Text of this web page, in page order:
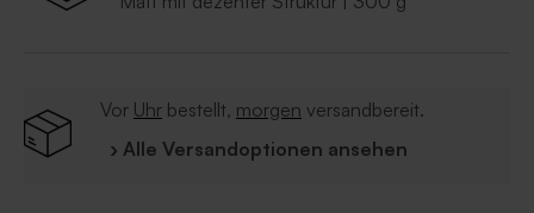
Vor Uhr bestellt, morgen versandbereit.
› Alle Versandoptionen ansehen